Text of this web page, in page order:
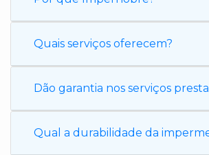
Quais serviços oferecem?
Dão garantia nos serviços
Qual a durabilidade da